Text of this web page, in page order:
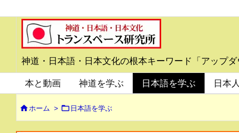
神道・日本語・日本文化の根本キーワード「アップダ
本と動画 神道を学ぶ 日本語を学ぶ 日本
ホーム >  日本語を学ぶ